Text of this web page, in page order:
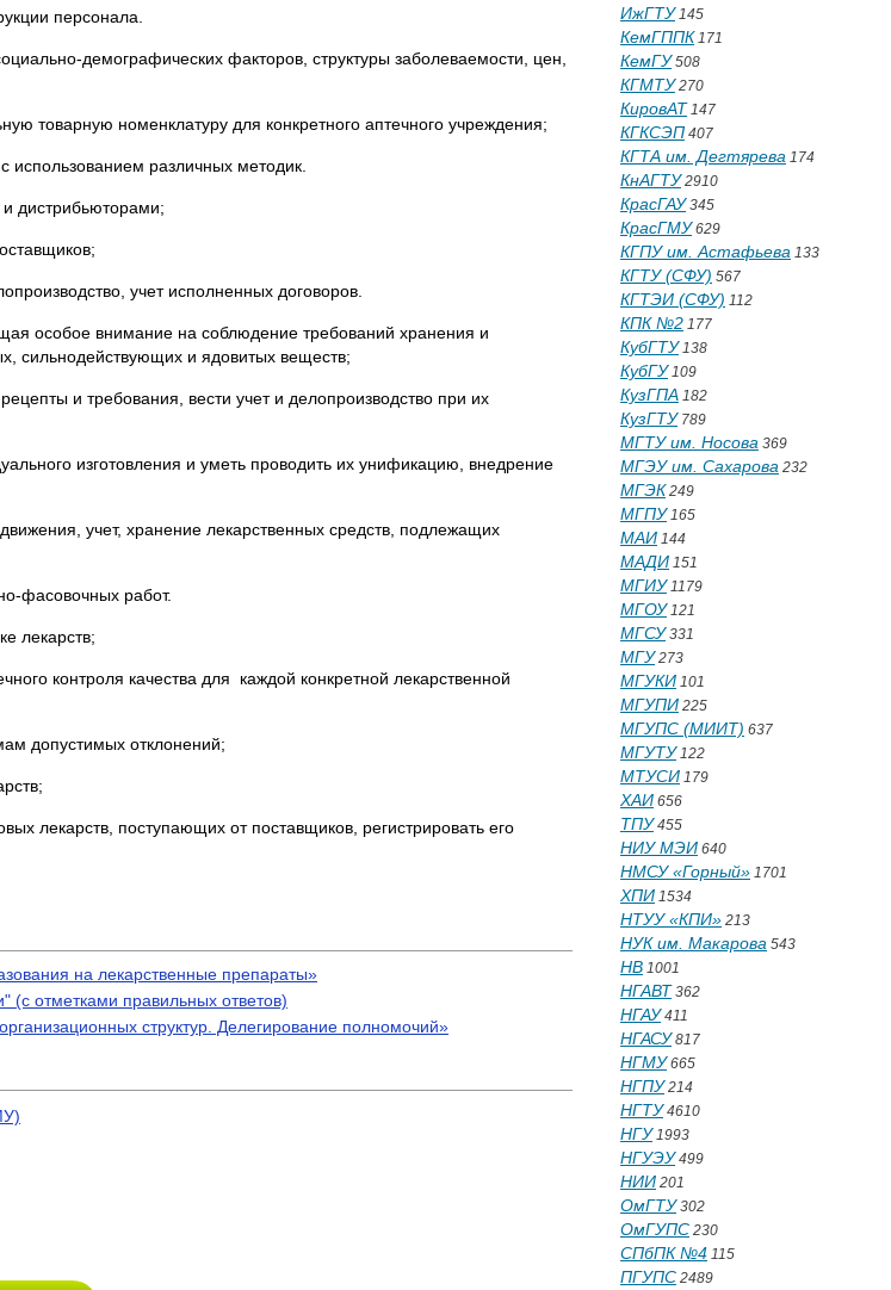
персонала.
демографических факторов, структуры заболеваемости, цен,
товарную номенклатуру для конкретного аптечного учреждения;
использованием различных методик.
и дистрибьюторами;
учет исполненных договоров.
особое внимание на соблюдение требований хранения и
сильнодействующих и ядовитых веществ;
и требования, вести учет и делопроизводство при их
изготовления и уметь проводить их унификацию, внедрение
учет, хранение лекарственных средств, подлежащих
фасовочных работ.
лекарств;
контроля качества для каждой конкретной лекарственной
допустимых отклонений;
лекарств, поступающих от поставщиков, регистрировать его
на лекарственные препараты»
(с отметками правильных ответов)
структур. Делегирование полномочий»
ИжГТУ145
КемГППК 171
КемГУ508
КГМТУ270
КировАТ 147
КГКСЭП 407
КГТА им. Дегтярева 174
КнАГТУ2910
КрасГАУ345
КрасГМУ629
КГПУ им. Астафьева 133
КГТУ (СФУ) 567
КГТЭИ (СФУ) 112
КПК №2 177
КубГТУ138
КубГУ109
КузГПА 182
КузГТУ789
МГТУ им. Носова 369
МГЭУ им. Сахарова 232
МГЭК 249
МГПУ165
МАИ 144
МАДИ 151
МГИУ1179
МГОУ121
МГСУ331
МГУ273
МГУКИ 101
МГУПИ 225
МГУПС (МИИТ) 637
МГУТУ122
МТУСИ 179
ХАИ 656
ТПУ455
НИУ МЭИ 640
НМСУ «Горный» 1701
ХПИ 1534
НТУУ «КПИ» 213
НУК им. Макарова 543
НВ 1001
НГАВТ 362
НГАУ411
НГАСУ817
НГМУ665
НГПУ214
НГТУ4610
НГУ1993
НГУЭУ499
НИИ 201
ОмГТУ302
ОмГУПС 230
СПбПК №4 115
ПГУПС 2489